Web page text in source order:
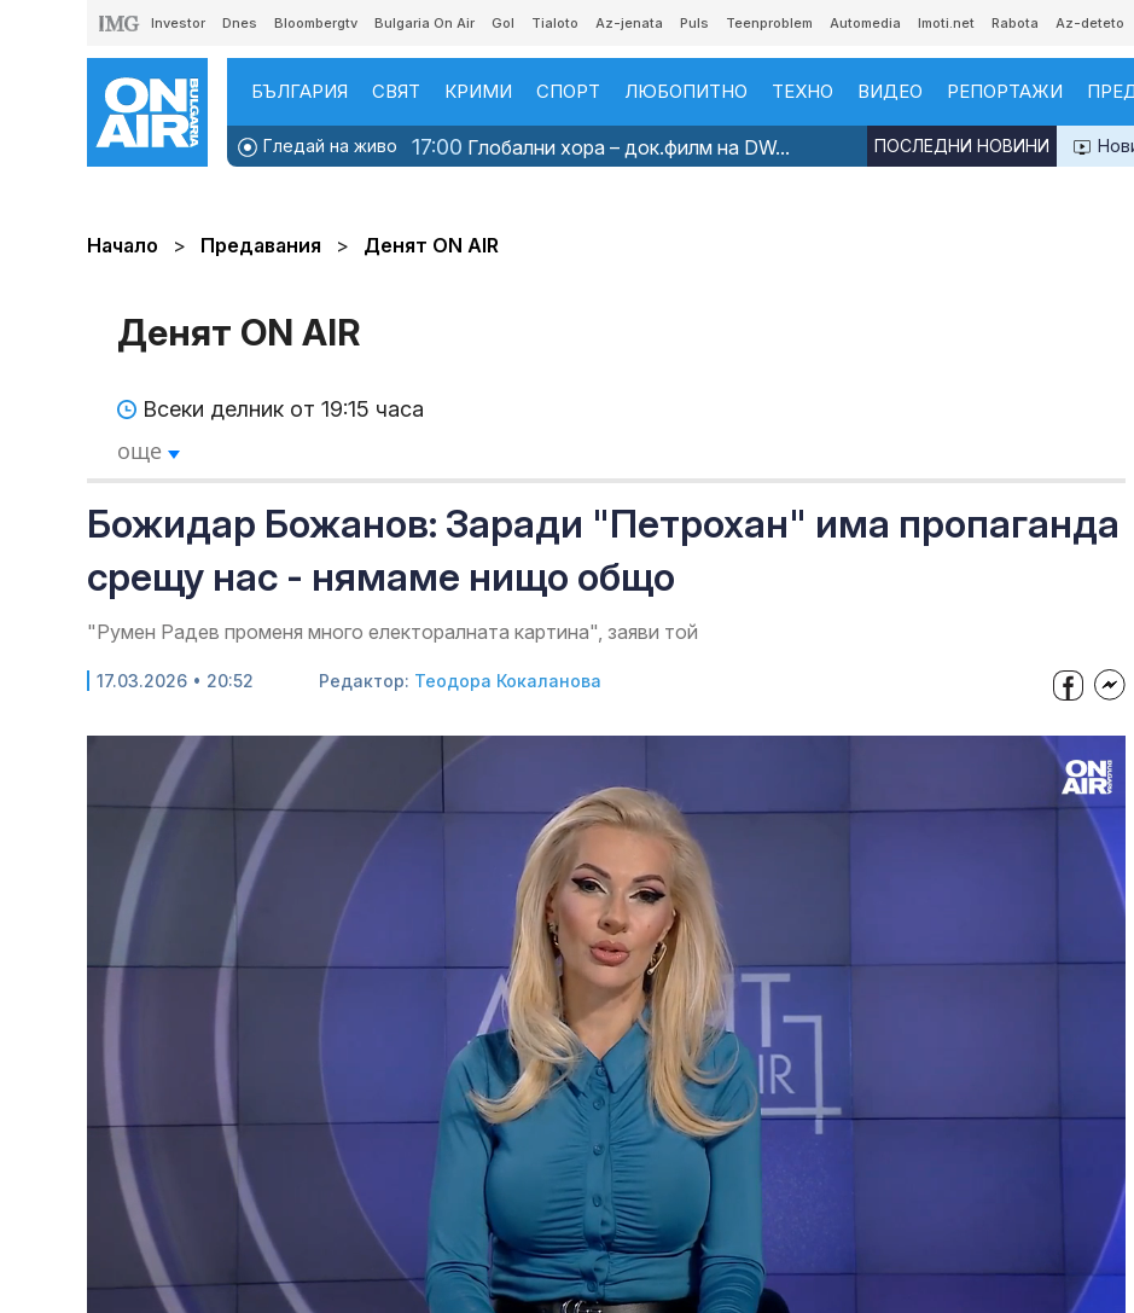
Investor Dnes Bloombergtv Bulgaria On Air Gol Tialoto Az-jenata Puls Teenproblem Automedia Imoti.net Rabota Az-deteto
БЪЛГАРИЯ СВЯТ КРИМИ СПОРТ ЛЮБОПИТНО ТЕХНО ВИДЕО РЕПОРТАЖИ
Гледай на живо 17:00 Глобални хора – док.филм на DW... ПОСЛЕДНИ НОВИНИ
Начало Предавания Денят ON AIR
Денят ON AIR
Всеки делник от 19:15 часа
още
Божидар Божанов: Заради "Петрохан" има пропаганда
срещу нас - нямаме нищо общо
"Румен Радев променя много електоралната картина", заяви той
17.03.2026 • 20:52 Редактор: Теодора Кокаланова
Unmute